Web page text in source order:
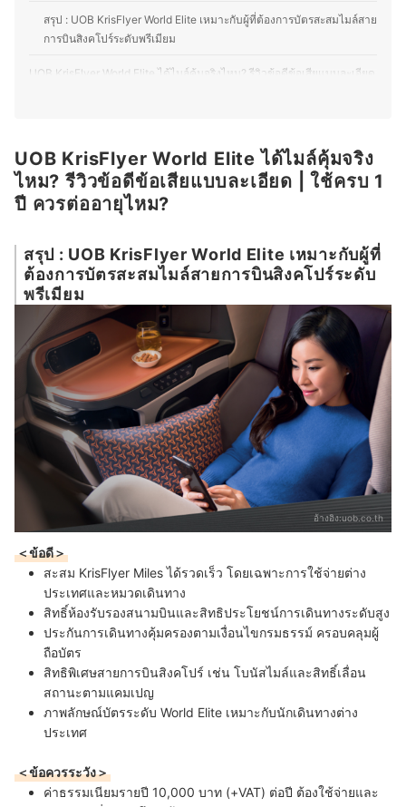
ชอบหนังสือที่เป็น Fiction เช่น นิยายแปลจีนนิยายแปลญี่ปุ่น
และ Non-fiction ที่เป็นแนวหนังสือจิตวิทยาและ
Science และกำลังศึกษาผ่านคอร์สเรียนออนไลน์เพื่อเพิ่ม
สรุป : UOB KrisFlyer World Elite เหมาะกับผู้ที่ต้องการบัตรสะสมไมล์สาย
การบินสิงคโปร์ระดับพรีเมียม
UOB KrisFlyer World Elite ได้ไมล์คุ้มจริงไหม? รีวิวข้อดีข้อเสียแบบละเอียด
②สิทธิ์ห้องรับรองสนามบินและประกันการเดินทาง
③สิทธิประโยชน์สายการบินสิงคโปร์และสถานะสมาชิก KrisFlyer
④ระบบการสะสมไมล์และความยืดหยุ่นในการแลกตั๋วรางวัล
⑤การบริการลูกค้าและประสบการณ์การใช้งานจริง
UOB KrisFlyer World Elite ได้ไมล์คุ้มจริง
ไหม? รีวิวข้อดีข้อเสียแบบละเอียด | ใช้ครบ 1
ปี ควรต่ออายุไหม?
สรุป : UOB KrisFlyer World Elite เหมาะกับผู้ที่
ต้องการบัตรสะสมไมล์สายการบินสิงคโปร์ระดับ
พรีเมียม
อ้างอิง:uob.co.th
＜ข้อดี＞
สะสม KrisFlyer Miles ได้รวดเร็ว โดยเฉพาะการใช้จ่ายต่าง
ประเทศและหมวดเดินทาง
สิทธิ์ห้องรับรองสนามบินและสิทธิประโยชน์การเดินทางระดับสูง
ประกันการเดินทางคุ้มครองตามเงื่อนไขกรมธรรม์ ครอบคลุมผู้
ถือบัตร
สิทธิพิเศษสายการบินสิงคโปร์ เช่น โบนัสไมล์และสิทธิ์เลื่อน
สถานะตามแคมเปญ
ภาพลักษณ์บัตรระดับ World Elite เหมาะกับนักเดินทางต่าง
ประเทศ
＜ข้อควรระวัง＞
ค่าธรรมเนียมรายปี 10,000 บาท (+VAT) ต่อปี ต้องใช้จ่ายและ